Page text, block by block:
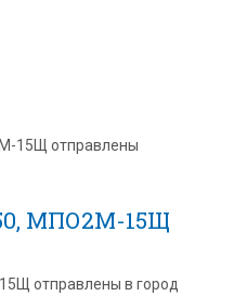
МПО2М-15Щ
отправлены в город